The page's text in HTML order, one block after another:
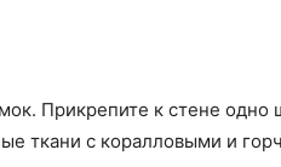
Прикрепите к стене одно
ткани с коралловыми и